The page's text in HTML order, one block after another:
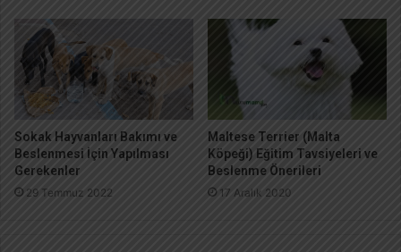
Sokak Hayvanları Bakımı ve
Beslenmesi İçin Yapılması
Gerekenler
29 Temmuz 2022
Maltese Terrier (Malta
Köpeği) Eğitim Tavsiyeleri ve
Beslenme Önerileri
17 Aralık 2020